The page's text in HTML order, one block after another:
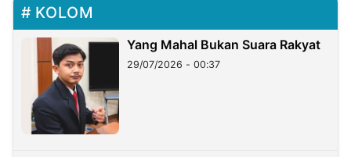
KOLOM
Yang Mahal Bukan Suara Rakyat
29/07/2026 - 00:37